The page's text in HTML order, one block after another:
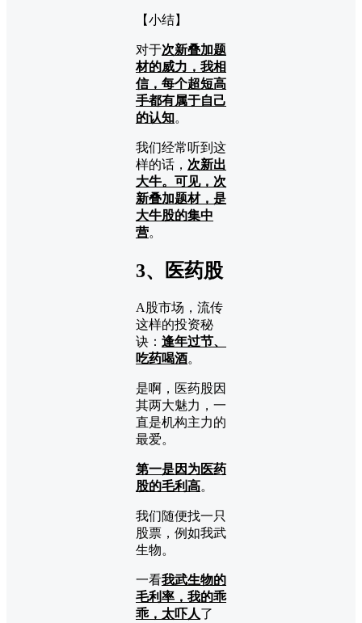
【小结】
对于次新叠加题
材的威力，我相
信，每个超短高
手都有属于自己
的认知。
我们经常听到这
样的话， 次新出
大牛。可见，次
新叠加题材，是
大牛股的集中
营。
3、医药股
A股市场，流传
这样的投资秘
诀： 逢年过节、
吃药喝酒。
是啊，医药股因
其两大魅力，一
直是机构主力的
最爱。
第一是因为医药
股的毛利高。
我们随便找一只
股票，例如我武
生物。
一看我武生物的
毛利率，我的乖
乖，太吓人了